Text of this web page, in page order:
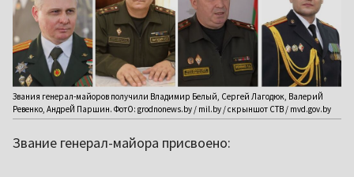
Звания генерал-майоров получили Владимир Белый, Сергей Лагодюк, ВалериЙ
Ревенко, АндреЙ Паршин. ФотО: grodnonews.by / mil.by / скрыншот СТВ / mvd.gov.by
Звание генерал-майора присвоено: